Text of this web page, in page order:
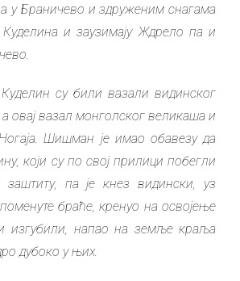
у Браничево и здруженим снагама
и заузимају Ждрело па и
су били вазали видинског
овај вазал монголског великаша и
Шишман је имао обавезу да
који су по свој прилици побегли
па је кнез видински, уз
браће, кренуо на освојење
изгубили, напао на земље краља
дубоко у њих.